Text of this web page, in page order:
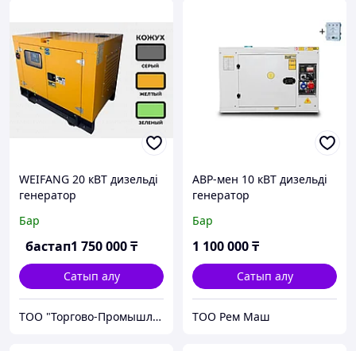
WEIFANG 20 кВТ дизельді
генератор
Бар
бастап1 750 000₸
Сатып алу
ТОО "Торгово-Промышленная компания MARYAN"
АВР-мен 10 кВТ дизельді
генератор
Бар
1 100 000₸
Сатып алу
ТОО Рем Маш